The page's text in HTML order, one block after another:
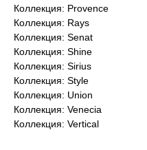
Коллекция: Provence
Коллекция: Rays
Коллекция: Senat
Коллекция: Shine
Коллекция: Sirius
Коллекция: Style
Коллекция: Union
Коллекция: Venecia
Коллекция: Vertical